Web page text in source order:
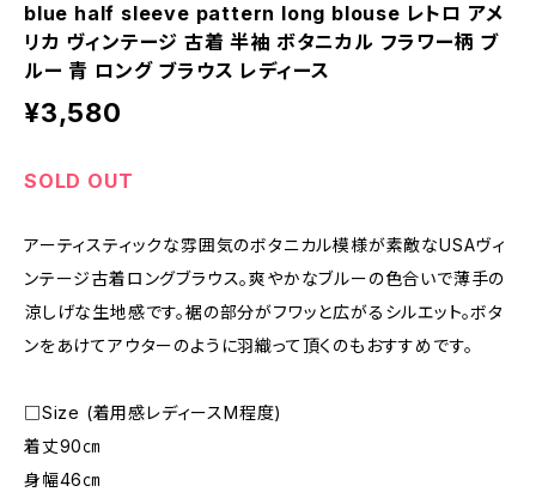
blue half sleeve pattern long blouse レトロ アメ
リカ ヴィンテージ 古着 半袖 ボタニカル フラワー柄 ブ
ルー 青 ロング ブラウス レディース
¥3,580
SOLD OUT
アーティスティックな雰囲気のボタニカル模様が素敵なUSAヴィ
ンテージ古着ロングブラウス。爽やかなブルーの色合いで薄手の
涼しげな生地感です。裾の部分がフワッと広がるシルエット。ボタ
ンをあけてアウターのように羽織って頂くのもおすすめです。
□Size (着用感レディースM程度)
着丈90㎝
身幅46㎝